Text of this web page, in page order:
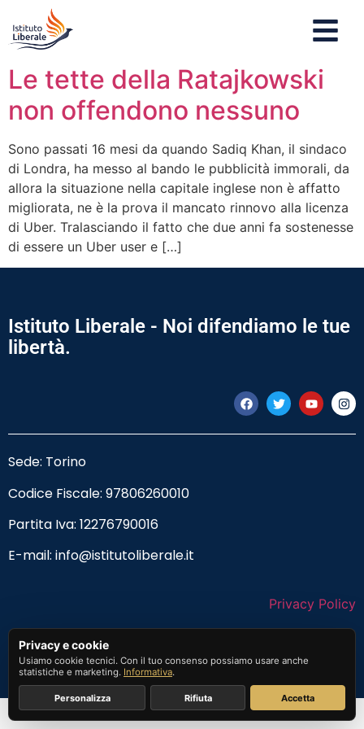
Le tette della Ratajkowski
non offendono nessuno
Sono passati 16 mesi da quando Sadiq Khan, il sindaco
di Londra, ha messo al bando le pubblicità immorali, da
allora la situazione nella capitale inglese non è affatto
migliorata, ne è la prova il mancato rinnovo alla licenza
di Uber. Tralasciando il fatto che due anni fa sostenesse
di essere un Uber user e […]
Istituto Liberale - Noi difendiamo le tue
libertà.
Sede: Torino
Codice Fiscale: 97806260010
Partita Iva: 12276790016
E-mail: info@istitutoliberale.it
Privacy Policy
Privacy e cookie
Usiamo cookie tecnici. Con il tuo consenso possiamo usare anche
statistiche e marketing. Informativa.
Personalizza Rifiuta Accetta